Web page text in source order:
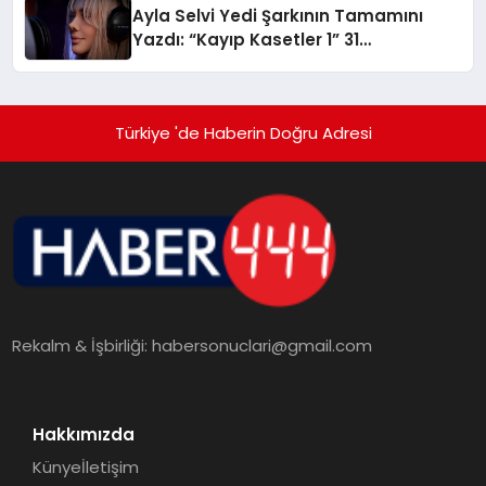
Ayla Selvi Yedi Şarkının Tamamını
Yazdı: “Kayıp Kasetler 1” 31
Türkiye 'de Haberin Doğru Adresi
Rekalm & İşbirliği:habersonuclari@gmail.com
Hakkımızda
Künyeİletişim